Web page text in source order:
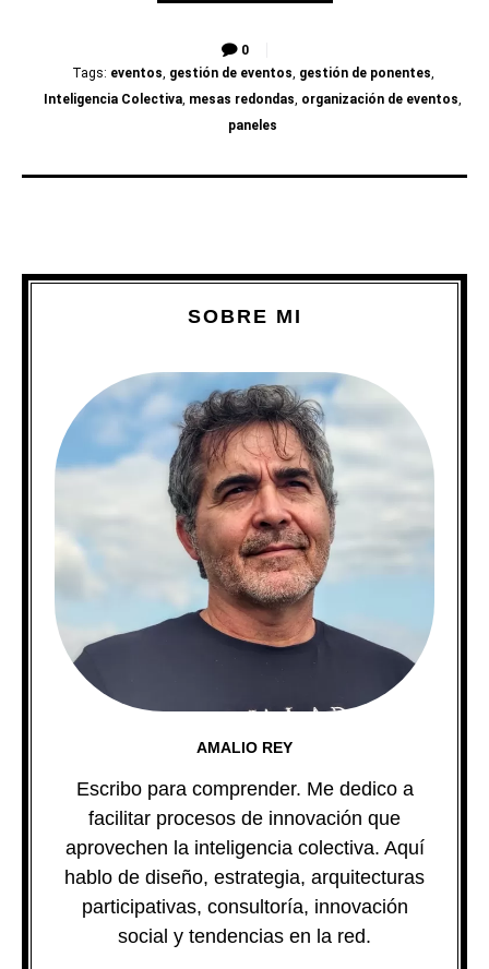
0
Tags: eventos, gestión de eventos, gestión de ponentes,
Inteligencia Colectiva, mesas redondas, organización de eventos,
paneles
SOBRE MI
AMALIO REY
Escribo para comprender. Me dedico a
facilitar procesos de innovación que
aprovechen la inteligencia colectiva. Aquí
hablo de diseño, estrategia, arquitecturas
participativas, consultoría, innovación
social y tendencias en la red.